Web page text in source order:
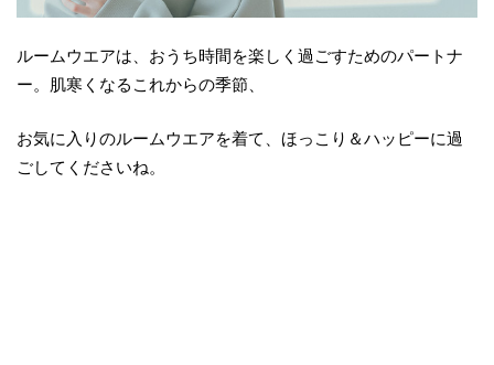
ルームウエアは、おうち時間を楽しく過ごすためのパートナ
ー。肌寒くなるこれからの季節、
お気に入りのルームウエアを着て、ほっこり＆ハッピーに過
ごしてくださいね。